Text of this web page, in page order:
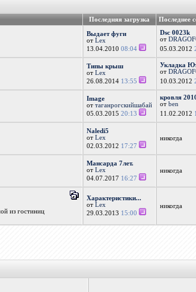
Последняя загрузка Последнее
Выдает фуги
отLex
13.04.201008:04
Dsc 0023k
от
05.03.2012
Типы крыш
отLex
26.08.2014 13:55
Укладка
от
10.03.2012
Image
оттаганрогскийшабай
05.03.201520:13
кровля
отben
11.02.2012
Naledi5
отLex
02.03.2012 17:27
никогда
Мансарда 7лет.
отLex
04.07.2017 16:27
никогда
из гостиниц
Характеристики...
отLex
29.03.2013 15:00
никогда